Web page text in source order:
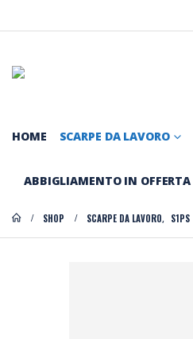
HOME SCARPE DA LAVORO
ABBIGLIAMENTO IN OFFERTA
SHOP SCARPE DA LAVORO, S1PS